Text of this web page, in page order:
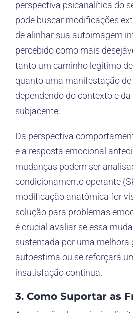
perspectiva psicanalítica do
pode buscar modificações
de alinhar sua autoimagem
percebido como mais
tanto um caminho legítimo
quanto uma manifestação
dependendo do contexto e
subjacente.
Da perspectiva
e a resposta emocional
mudanças podem ser
condicionamento operante
modificação anatômica for
solução para problemas
é crucial avaliar se essa
sustentada por uma melhora
autoestima ou se reforçará
insatisfação contínua.
3. Como Suportar as